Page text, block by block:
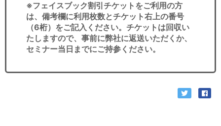
※フェイスブック割引チケットをご利用の方
は、備考欄に利用枚数とチケット右上の番号
（6桁）をご記入ください。チケットは回収い
たしますので、事前に弊社に返送いただくか、
セミナー当日までにご持参ください。